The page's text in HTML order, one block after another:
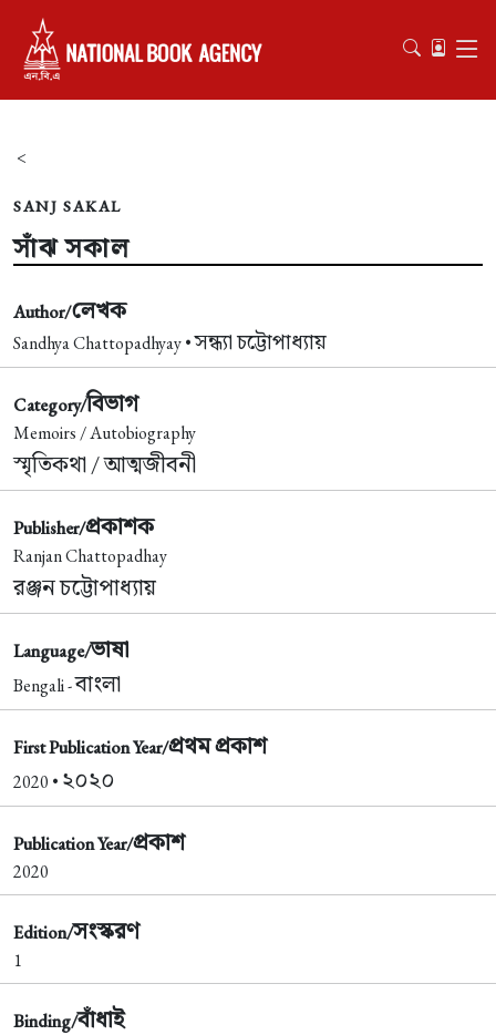
<
SANJ SAKAL
সাঁঝ সকাল
Author/লেখক
Sandhya Chattopadhyay •সন্ধ্যা চট্টোপাধ্যায়
Category/বিভাগ
Memoirs / Autobiography
স্মৃতিকথা / আত্মজীবনী
Publisher/প্রকাশক
Ranjan Chattopadhay
রঞ্জন চট্টোপাধ্যায়
Language/ভাষা
Bengali -বাংলা
First Publication Year/প্রথম প্রকাশ
2020 • ২০২০
Publication Year/প্রকাশ
2020
Edition/সংস্করণ
1
Binding/বাঁধাই